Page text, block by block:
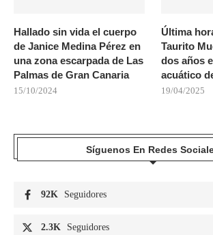
Hallado sin vida el cuerpo
de Janice Medina Pérez en
una zona escarpada de Las
Palmas de Gran Canaria
15/10/2024
Última
Taurito
dos años
acuático
19/04/2025
Síguenos En Redes
92K Seguidores
2.3K Seguidores